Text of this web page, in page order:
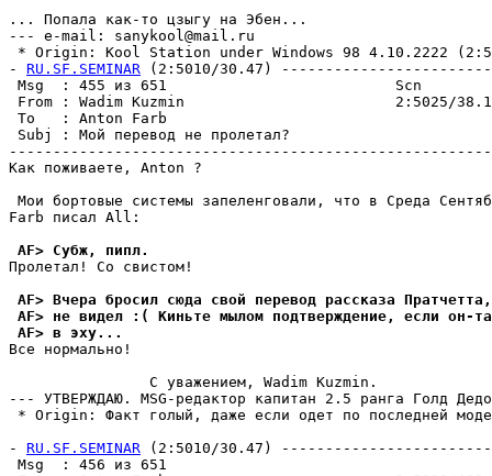
... Попала как-то цзыгу на Эбен...
--- e-mail: sanykool@mail.ru
* Origin: Kool Station under Windows 98 4.10.2222
- RU.SF.SEMINAR (2:5010/30.47)
Msg  : 455 из 651
From : Wadim Kuzmin                        2:5025/
To   : Anton Farb
Subj : Мой перевод не
Как поживаете, Anton ?
Мои бортовые системы запеленговали, что в Среда
Farb писал All:
AF> Субж, пипл.
Пролетал! Со свистом!
AF> Вчера бросил сюда свой перевод рассказа
AF> не видел :( Киньте мылом подтверждение, если он-
AF> в эху...
Все нормально!
                C уважением, Wadim Kuzmin.
--- УТВЕРЖДАЮ. MSG-редактор капитан 2.5 ранга Голд
- RU.SF.SEMINAR (2:5010/30.47)
Msg  : 456